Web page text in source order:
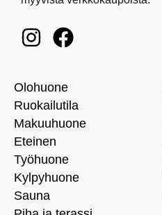
Olohuone
Ruokailutila
Makuuhuone
Eteinen
Työhuone
Kylpyhuone
Sauna